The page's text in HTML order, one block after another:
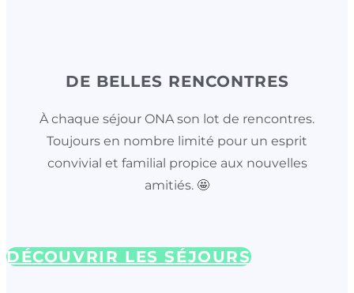
DE BELLES RENCONTRES
À chaque séjour ONA son lot de rencontres.
Toujours en nombre limité pour un esprit
convivial et familial propice aux nouvelles
amitiés. 🤩
DÉCOUVRIR LES SÉJOURS